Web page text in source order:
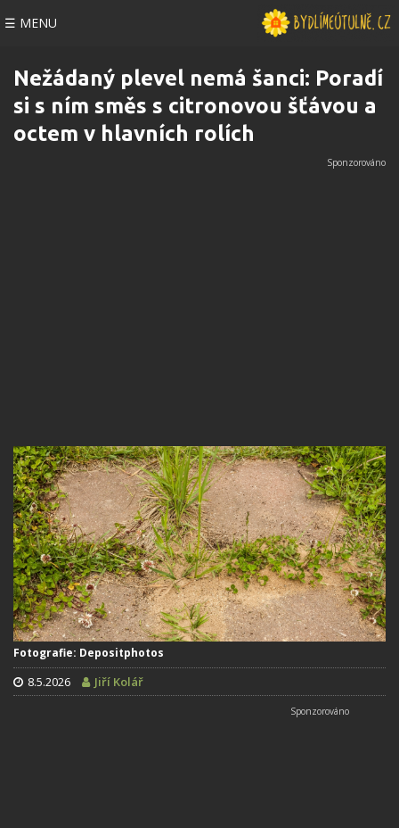
☰ MENU
Nežádaný plevel nemá šanci: Poradí
si s ním směs s citronovou šťávou a
octem v hlavních rolích
Fotografie: Depositphotos
8.5.2026 Jiří Kolář